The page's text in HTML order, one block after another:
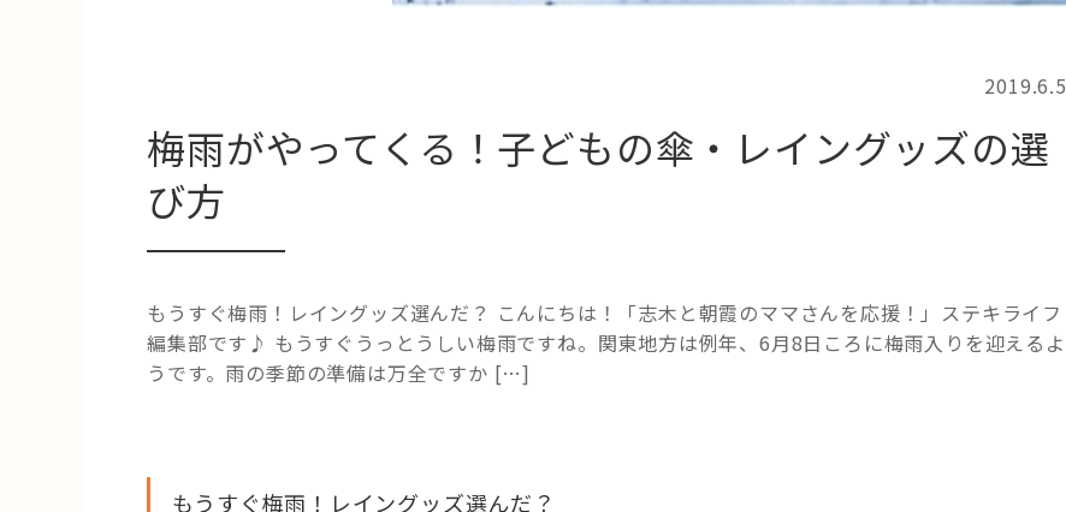
2019.6.5
梅雨がやってくる！子どもの傘・レイングッズの選
び方
もうすぐ梅雨！レイングッズ選んだ？ こんにちは！「志木と朝霞のママさんを応援！」ステキライフ
編集部です♪ もうすぐうっとうしい梅雨ですね。関東地方は例年、6月8日ころに梅雨入りを迎えるよ
うです。雨の季節の準備は万全ですか […]
もうすぐ梅雨！レイングッズ選んだ？